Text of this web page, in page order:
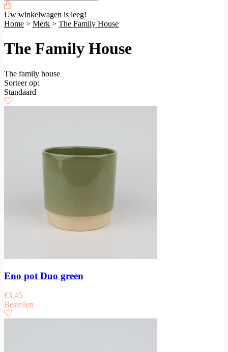
Uw winkelwagen is leeg!
Home > Merk > The Family House
The Family House
The family house
Sorteer op:
Standaard
Eno pot Duo green
€3,45
Bestellen